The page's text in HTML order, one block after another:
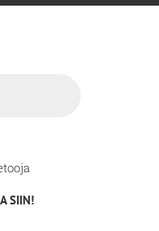
SIIN!